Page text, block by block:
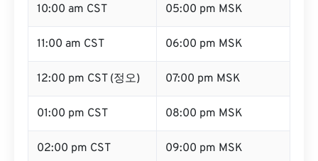
10:00 am CST 05:00 pm MSK
11:00 am CST 06:00 pm MSK
12:00 pm CST (정오) 07:00 pm MSK
01:00 pm CST 08:00 pm MSK
02:00 pm CST 09:00 pm MSK